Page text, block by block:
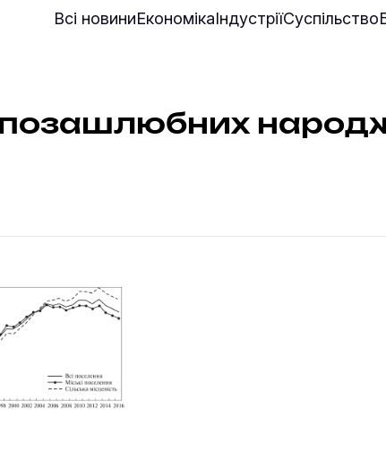
Всі новиниЕкономікаІндустріїСуспільство